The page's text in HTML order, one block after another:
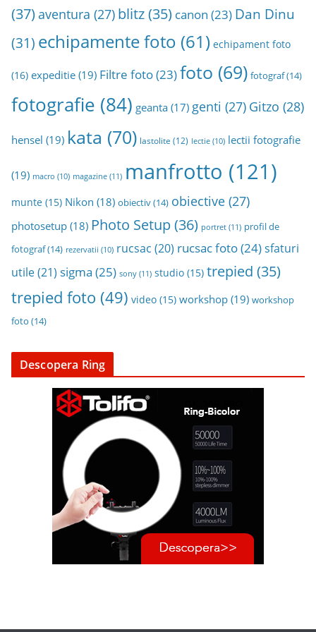
(37) aventura (27) blitz(35) canon (23) Dan Dinu
(31) echipamente foto (61) echipament foto
(16) expeditie (19) Filtre foto(23)foto (69) fotograf(14)
fotografie (84) geanta (17) genti (27) Gitzo (28)
hensel (19) kata (70) lastolite (12) lectie (10) lectii fotografie
(19) macro (10) magazine (11) manfrotto (121)
munte (15) Nikon (18) obiectiv(14) obiective (27)
photosetup (18) Photo Setup(36) portret (11) profil de
fotograf(14) rezervatii (10) rucsac (20) rucsac foto(24)sfaturi
utile(21) sigma (25) sony (11) studio (15) trepied (35)
trepied foto (49) video (15) workshop (19) workshop
foto (14)
Descopera Ring